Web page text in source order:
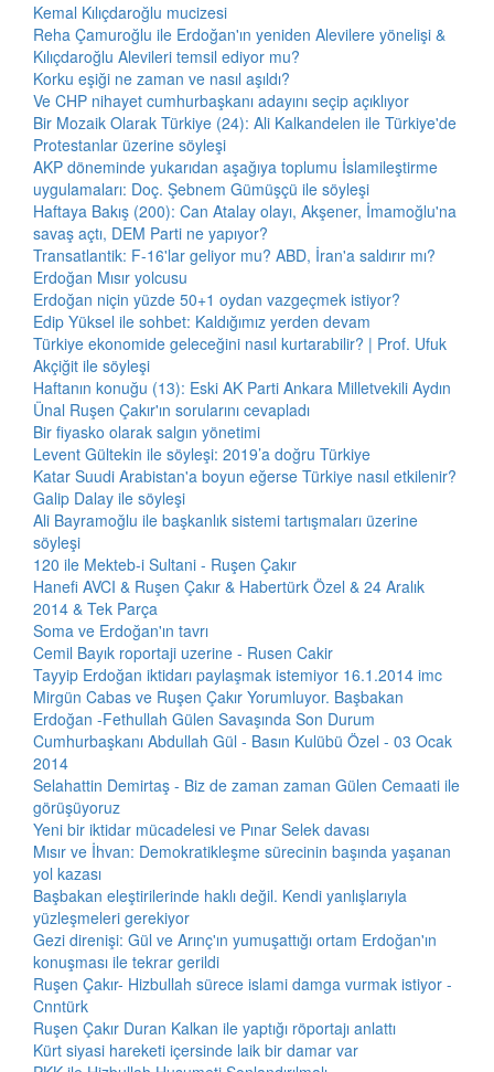
Kemal Kılıçdaroğlu mucizesi
Reha Çamuroğlu ile Erdoğan'ın yeniden Alevilere yönelişi &
Kılıçdaroğlu Alevileri temsil ediyor mu?
Korku eşiği ne zaman ve nasıl aşıldı?
Ve CHP nihayet cumhurbaşkanı adayını seçip açıklıyor
Bir Mozaik Olarak Türkiye (24): Ali Kalkandelen ile Türkiye'de
Protestanlar üzerine söyleşi
AKP döneminde yukarıdan aşağıya toplumu İslamileştirme
uygulamaları: Doç. Şebnem Gümüşçü ile söyleşi
Haftaya Bakış (200): Can Atalay olayı, Akşener, İmamoğlu'na
savaş açtı, DEM Parti ne yapıyor?
Transatlantik: F-16'lar geliyor mu? ABD, İran'a saldırır mı?
Erdoğan Mısır yolcusu
Erdoğan niçin yüzde 50+1 oydan vazgeçmek istiyor?
Edip Yüksel ile sohbet: Kaldığımız yerden devam
Türkiye ekonomide geleceğini nasıl kurtarabilir? | Prof. Ufuk
Akçiğit ile söyleşi
Haftanın konuğu (13): Eski AK Parti Ankara Milletvekili Aydın
Ünal Ruşen Çakır'ın sorularını cevapladı
Bir fiyasko olarak salgın yönetimi
Levent Gültekin ile söyleşi: 2019’a doğru Türkiye
Katar Suudi Arabistan'a boyun eğerse Türkiye nasıl etkilenir?
Galip Dalay ile söyleşi
Ali Bayramoğlu ile başkanlık sistemi tartışmaları üzerine
söyleşi
120 ile Mekteb-i Sultani - Ruşen Çakır
Hanefi AVCI & Ruşen Çakır & Habertürk Özel & 24 Aralık
2014 & Tek Parça
Soma ve Erdoğan'ın tavrı
Cemil Bayık roportaji uzerine - Rusen Cakir
Tayyip Erdoğan iktidarı paylaşmak istemiyor 16.1.2014 imc
Mirgün Cabas ve Ruşen Çakır Yorumluyor. Başbakan
Erdoğan -Fethullah Gülen Savaşında Son Durum
Cumhurbaşkanı Abdullah Gül - Basın Kulübü Özel - 03 Ocak
2014
Selahattin Demirtaş - Biz de zaman zaman Gülen Cemaati ile
görüşüyoruz
Yeni bir iktidar mücadelesi ve Pınar Selek davası
Mısır ve İhvan: Demokratikleşme sürecinin başında yaşanan
yol kazası
Başbakan eleştirilerinde haklı değil. Kendi yanlışlarıyla
yüzleşmeleri gerekiyor
Gezi direnişi: Gül ve Arınç'ın yumuşattığı ortam Erdoğan'ın
konuşması ile tekrar gerildi
Ruşen Çakır- Hizbullah sürece islami damga vurmak istiyor -
Cnntürk
Ruşen Çakır Duran Kalkan ile yaptığı röportajı anlattı
Kürt siyasi hareketi içersinde laik bir damar var